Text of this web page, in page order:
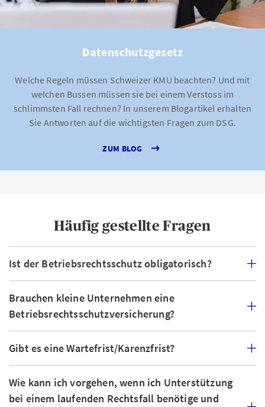
Datenschutzgesetz
Welche Regeln müssen Schweizer KMU beachten? Und mit
welchen Bussen müssen sie bei einem Verstoss im
schlimmsten Fall rechnen? In unserem Blogartikel erhalten
Sie Antworten auf die wichtigsten Fragen zum DSG.
ZUM BLOG
Häufig gestellte Fragen
Ist der Betriebsrechtsschutz obligatorisch?
Brauchen kleine Unternehmen eine
Betriebsrechtsschutzversicherung?
Gibt es eine Wartefrist/Karenzfrist?
Wie kann ich vorgehen, wenn ich Unterstützung
bei einem laufenden Rechtsfall benötige und